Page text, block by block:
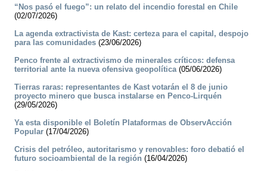
“Nos pasó el fuego”: un relato del incendio forestal en Chile
(02/07/2026)
La agenda extractivista de Kast: certeza para el capital, despojo
para las comunidades (23/06/2026)
Penco frente al extractivismo de minerales críticos: defensa
territorial ante la nueva ofensiva geopolítica(05/06/2026)
Tierras raras: representantes de Kast votarán el 8 de junio
proyecto minero que busca instalarse en Penco-Lirquén
(29/05/2026)
Ya esta disponible el Boletín Plataformas de ObservAcción
Popular (17/04/2026)
Crisis del petróleo, autoritarismo y renovables: foro debatió el
futuro socioambiental de la región (16/04/2026)